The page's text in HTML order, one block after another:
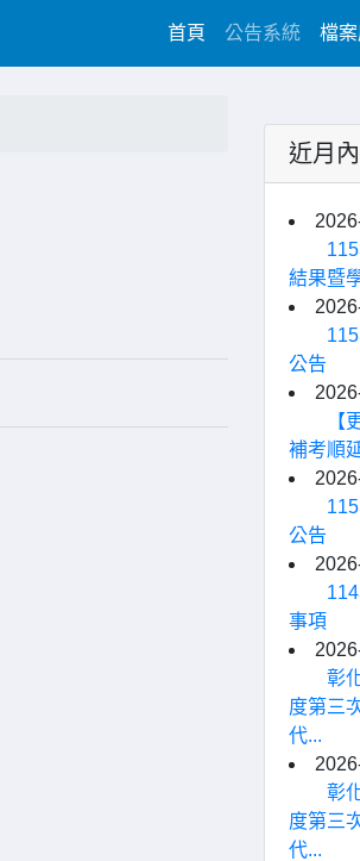
首頁(current)
公告系統 檔
近月
結果暨
公告
【
補考順
公告
事項
彰
度第三
代...
彰
度第三
代...